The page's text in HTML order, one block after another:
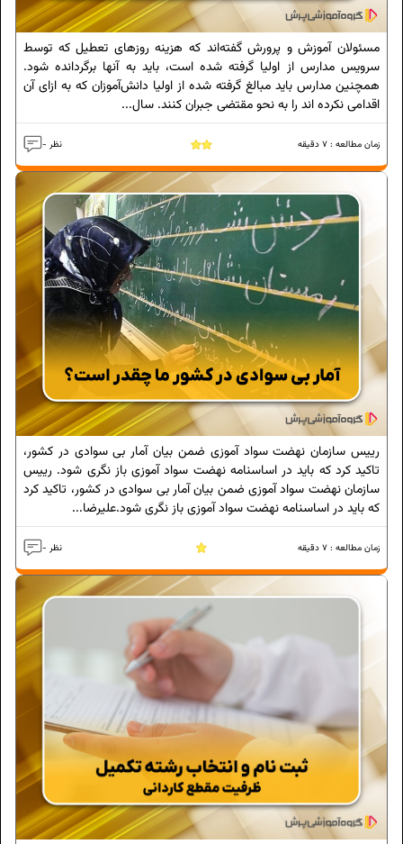
مسئولان آموزش و پرورش گفته‌اند که هزینه روزهای تعطیل که توسط
سرویس مدارس از اولیا گرفته شده است، باید به آن‎ها برگردانده شود.
همچنین مدارس باید مبالغ گرفته شده از اولیا دانش‌آموزان که به ازای آن
اقدامی نکرده اند را به نحو مقتضی جبران کنند. سال...
- نظر زمان مطالعه : 7 دقیقه
رییس سازمان نهضت سواد آموزی ضمن بیان آمار بی سوادی در کشور،
تاکید کرد که باید در اساسنامه نهضت سواد آموزی باز نگری شود. رییس
سازمان نهضت سواد آموزی ضمن بیان آمار بی سوادی در کشور، تاکید کرد
که باید در اساسنامه نهضت سواد آموزی باز نگری شود.علیرضا...
- نظر زمان مطالعه : 7 دقیقه